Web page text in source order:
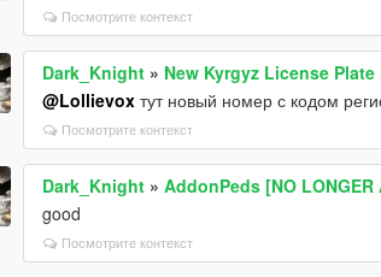
Посмотрите контекст
Dark_Knight » New Kyrgyz License Plate
@Lollievox тут новый номер с кодом
Посмотрите контекст
Dark_Knight »AddonPeds [NO LONGER
good
Посмотрите контекст